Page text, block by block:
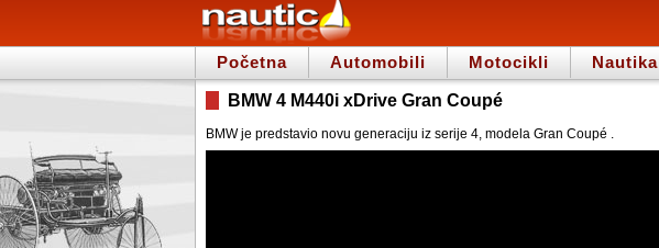
Početna Automobili Motocikli Nautika
BMW 4 M440i xDrive Gran Coupé
BMW je predstavio novu generaciju iz serije 4, modela Gran Coupé .